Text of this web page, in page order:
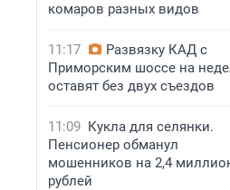
комаров разных видов
11:17
Развязку КАД с
Приморским шоссе на
оставят без двух съездов
11:09 Кукла для селянки.
Пенсионер обманул
мошенников на 2,4
рублей